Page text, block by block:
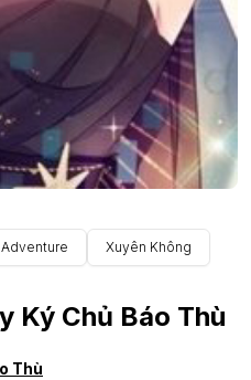
Adventure Xuyên Không
Ký Chủ Báo Thù
Thù